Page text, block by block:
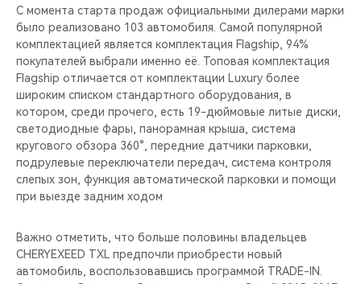
НОВИНКИ
БЛАГОТВОРИТЕЛЬНОСТЬ
CHERY REMOTE
CHERY И СПОРТ
НАШИ МЕРОПРИЯТИЯ
ВИДЕООБЗОРЫ
С момента старта продаж официальными дилерами марки
было реализовано 103 автомобиля. Самой популярной
комплектацией является комплектация Flagship, 94%
покупателей выбрали именно её. Топовая комплектация
Flagship отличается от комплектации Luxury более
широким списком стандартного оборудования, в
котором, среди прочего, есть 19-дюймовые литые диски,
светодиодные фары, панорамная крыша, система
кругового обзора 360°, передние датчики парковки,
подрулевые переключатели передач, система контроля
слепых зон, функция автоматической парковки и помощи
при выезде задним ходом
Важно отметить, что больше половины владельцев
CHERYEXEED TXL предпочли приобрести новый
автомобиль, воспользовавшись программой TRADE-IN.